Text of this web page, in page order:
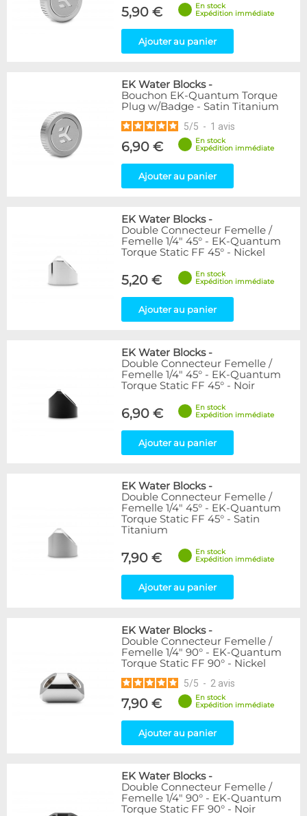
5,90 €
En stock
Expédition immédiate
Ajouter au panier
EK Water Blocks-
Bouchon EK-Quantum Torque
Plug w/Badge - Satin Titanium
5/5 - 1 avis
6,90 €
En stock
Expédition immédiate
Ajouter au panier
EK Water Blocks-
Double Connecteur Femelle /
Femelle 1/4" 45° - EK-Quantum
Torque Static FF 45° - Nickel
5,20 €
En stock
Expédition immédiate
Ajouter au panier
EK Water Blocks-
Double Connecteur Femelle /
Femelle 1/4" 45° - EK-Quantum
Torque Static FF 45° - Noir
6,90 €
En stock
Expédition immédiate
Ajouter au panier
EK Water Blocks-
Double Connecteur Femelle /
Femelle 1/4" 45° - EK-Quantum
Torque Static FF 45° - Satin
Titanium
7,90 €
En stock
Expédition immédiate
Ajouter au panier
EK Water Blocks-
Double Connecteur Femelle /
Femelle 1/4" 90° - EK-Quantum
Torque Static FF 90° - Nickel
5/5 - 2 avis
7,90 €
En stock
Expédition immédiate
Ajouter au panier
EK Water Blocks-
Double Connecteur Femelle /
Femelle 1/4" 90° - EK-Quantum
Torque Static FF 90° - Noir